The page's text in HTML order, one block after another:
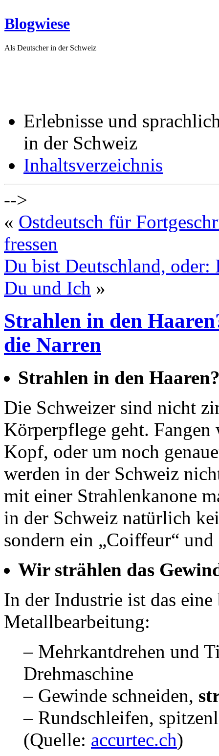
Blogwiese
Als Deutscher in der Schweiz
Erlebnisse und
in der Schweiz
Inhaltsverzeichnis
-->
« Ostdeutsch für
fressen
Du bist Deutschland,
Du und Ich »
Strahlen in den
die Narren
Strahlen in den
Die Schweizer sind nicht
Körperpflege geht.
Kopf, oder um noch
werden in der Schweiz
mit einer Strahlenkanone
in der Schweiz natürlich
sondern ein „Coiffeur“
Wir strählen das
In der Industrie ist das
Metallbearbeitung:
– Mehrkantdrehen und
Drehmaschine
– Gewinde schneiden,
– Rundschleifen,
(Quelle: accurtec.ch)